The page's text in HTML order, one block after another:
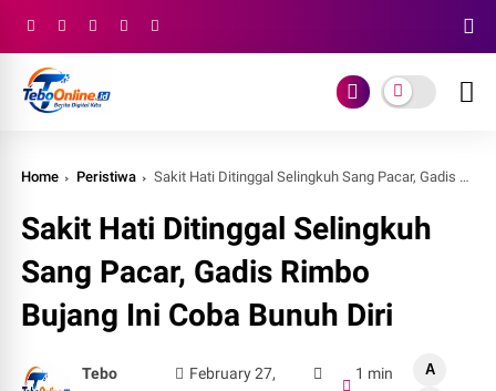
Home Peristiwa Sakit Hati Ditinggal Selingkuh Sang Pacar, Gadis Rimbo Bujang Ini Coba Bunuh Diri
Sakit Hati Ditinggal Selingkuh
Sang Pacar, Gadis Rimbo
Bujang Ini Coba Bunuh Diri
Tebo
February 27,
1 min
A